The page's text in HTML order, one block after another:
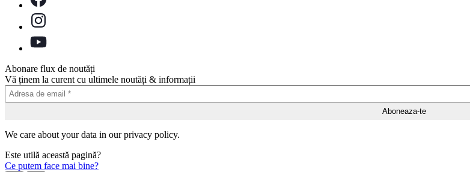
Abonare flux de noutăți
Vă ținem la curent cu ultimele noutăți & informații
We care about your data in our privacy policy.
Este utilă această pagină?
Ce putem face mai bine?